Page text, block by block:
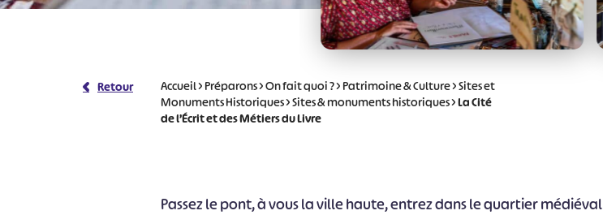
Retour Accueil>Préparons>On fait quoi ?>Patrimoine & Culture>Sites et
Monuments Historiques>Sites & monuments historiques>La Cité
de l’Écrit et des Métiers du Livre
Passez le pont, à vous la ville haute, entrez dans le quartier médiéval